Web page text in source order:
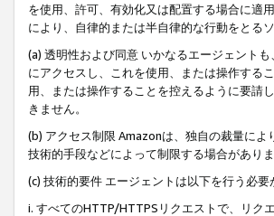
を使用、許可、有効化又は配置する場合に適
により、自律的または半自律的な行動をとる
(a) 透明性および同意 いかなるエージェント
にアクセスし、これを使用、または操作する
用、または操作することを控えるように要請
きません。
(b) アクセス制限 Amazonは、独自の裁量に
技術的手段などによって制限する場合がありま
(c) 技術的要件 エージェントは以下を行う必要
i. すべてのHTTP/HTTPSリクエストで、リク